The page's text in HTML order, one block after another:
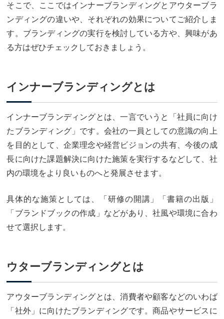
そこで、ここではインナーブランディングとアウターブラ
ンディングの違いや、それぞれの効果についてご紹介しま
す。ブランディングの実行を検討している方や、興味があ
る方はぜひチェックしておきましょう。
インナーブランディングとは
インナーブランディングとは、一言でいうと「社員に向け
たブランディング」です。会社の一員としての意識の向上
を目的として、企業理念や経営ビジョンの共有、今後の成
長に向けた課題解決に向けた施策を実行するなどして、社
内の環境をより良いものへと発展させます。
具体的な施策としては、「研修の開講」「書籍の出版」
「ブランドブックの作成」などがあり、社風や環境に合わ
せて選択します。
ウターブランディングとは
アウターブランディングとは、消費者や顧客などのいわば
「社外」に向けたブランディングです。商品やサービスに